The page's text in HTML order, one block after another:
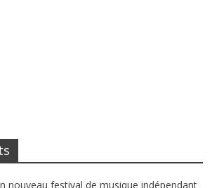
nouveau festival de musique indépendant